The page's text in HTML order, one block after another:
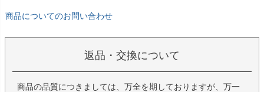
商品についてのお問い合わせ
返品・交換について
商品の品質につきましては、万全を期しておりますが、万一